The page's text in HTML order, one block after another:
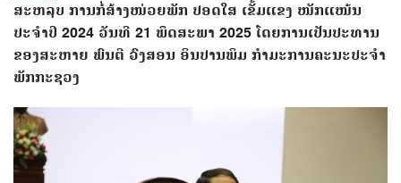
ສະຫລຸບ ການກໍ່ສ້າງໜ່ວຍພັກ ປອດໃສ ເຂັ້ມແຂງ ໜັກແໜ້ນ
ປະຈຳປີ 2024 ວັນທີ 21 ພຶດສະພາ 2025 ໂດຍການເປັນປະທານ
ຂອງສະຫາຍ ພົນຕີ ວົງສອນ ອິນປານພິມ ກໍາມະການຄະນະປະຈໍາ
ພັກກະຊວງ